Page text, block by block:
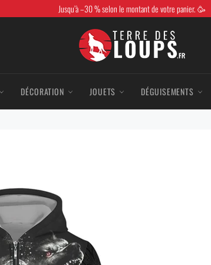
Jusqu’à –30 % selon le montant de votre panier. 🥳
DÉCORATION JOUETS DÉGUISEMENTS